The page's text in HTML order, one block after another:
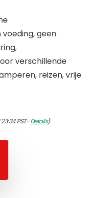
geen
verschillende
reizen, vrije
PST-Details)